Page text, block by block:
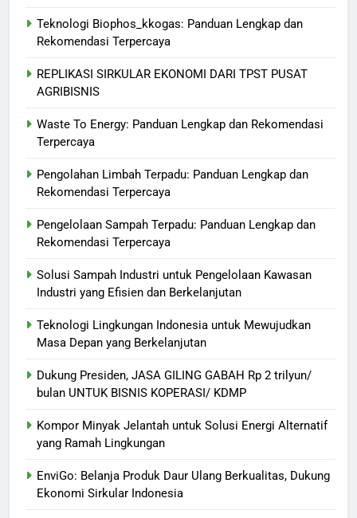
Teknologi Biophos_kkogas: Panduan Lengkap dan
Rekomendasi Terpercaya
REPLIKASI SIRKULAR EKONOMI DARI TPST PUSAT
AGRIBISNIS
Waste To Energy: Panduan Lengkap dan Rekomendasi
Terpercaya
Pengolahan Limbah Terpadu: Panduan Lengkap dan
Rekomendasi Terpercaya
Pengelolaan Sampah Terpadu: Panduan Lengkap dan
Rekomendasi Terpercaya
Solusi Sampah Industri untuk Pengelolaan Kawasan
Industri yang Efisien dan Berkelanjutan
Teknologi Lingkungan Indonesia untuk Mewujudkan
Masa Depan yang Berkelanjutan
Dukung Presiden, JASA GILING GABAH Rp 2 trilyun/
bulan UNTUK BISNIS KOPERASI/ KDMP
Kompor Minyak Jelantah untuk Solusi Energi Alternatif
yang Ramah Lingkungan
EnviGo: Belanja Produk Daur Ulang Berkualitas, Dukung
Ekonomi Sirkular Indonesia